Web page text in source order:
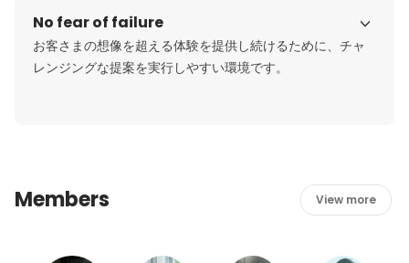
No fear of failure
お客さまの想像を超える体験を提供し続けるために、チャ
レンジングな提案を実行しやすい環境です。
Members View more